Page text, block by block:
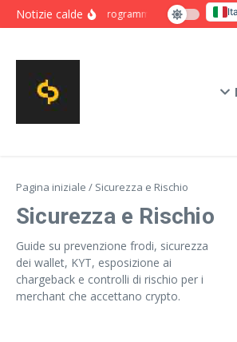
Salta al contenuto
Notizie calde Programma intensivo di
Pagina iniziale / Sicurezza e Rischio
Sicurezza e Rischio
Guide su prevenzione frodi, sicurezza
dei wallet, KYT, esposizione ai
chargeback e controlli di rischio per i
merchant che accettano crypto.